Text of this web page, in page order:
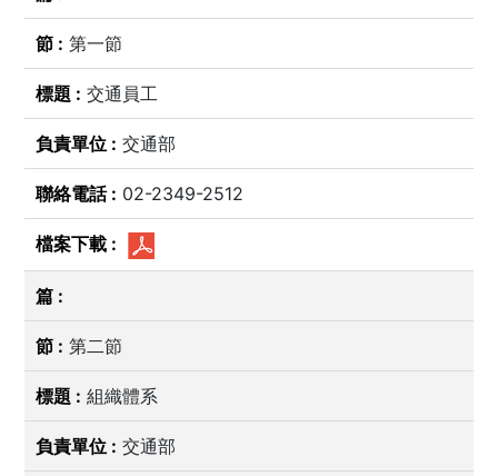
第一節
交通員工
交通部
02-2349-2512
第二節
組織體系
交通部